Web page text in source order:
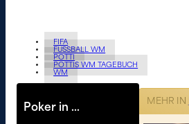
FIFA
FUSSBALL WM
POTTI
POTTIS WM TAGEBUCH
WM
Poker in …
MEHR IN